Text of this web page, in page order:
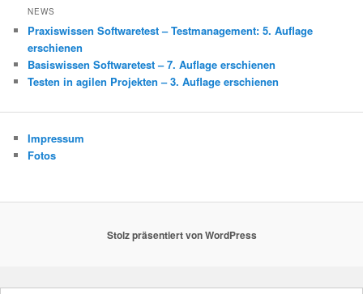
h
n
NEWS
Praxiswissen Softwaretest – Testmanagement: 5. Auflage
erschienen
Basiswissen Softwaretest – 7. Auflage erschienen
Testen in agilen Projekten – 3. Auflage erschienen
Impressum
Fotos
Stolz präsentiert von WordPress